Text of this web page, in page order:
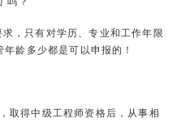
，只有对学历、专业和工作年限
龄多少都是可以申报的！
取得中级工程师资格后，从事相